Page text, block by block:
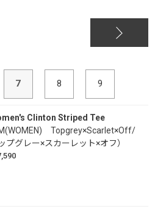
7 8 9
Clinton Striped Tee
M(WOMEN) Topgrey×Scarlet×Off/
プグレー×スカーレット×オフ）